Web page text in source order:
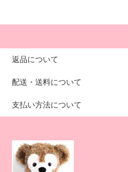
返品について
配送・送料について
支払い方法について